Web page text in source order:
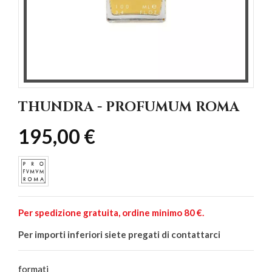
THUNDRA - PROFUMUM ROMA
195,00 €
Per spedizione gratuita, ordine minimo 80 €.
Per importi inferiori siete pregati di contattarci
formati